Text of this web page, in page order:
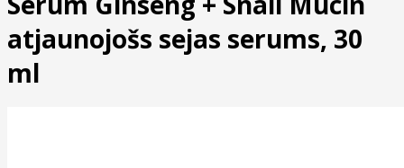
atjaunojošs sejas serums, 30
ml